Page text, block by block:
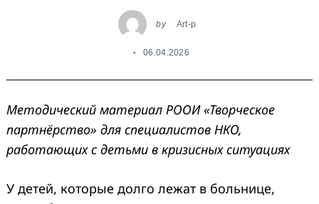
by Art-p
06.04.2026
Методический материал РООИ «Творческое
партнёрство» для специалистов НКО,
работающих с детьми в кризисных ситуациях
У детей, которые долго лежат в больнице,